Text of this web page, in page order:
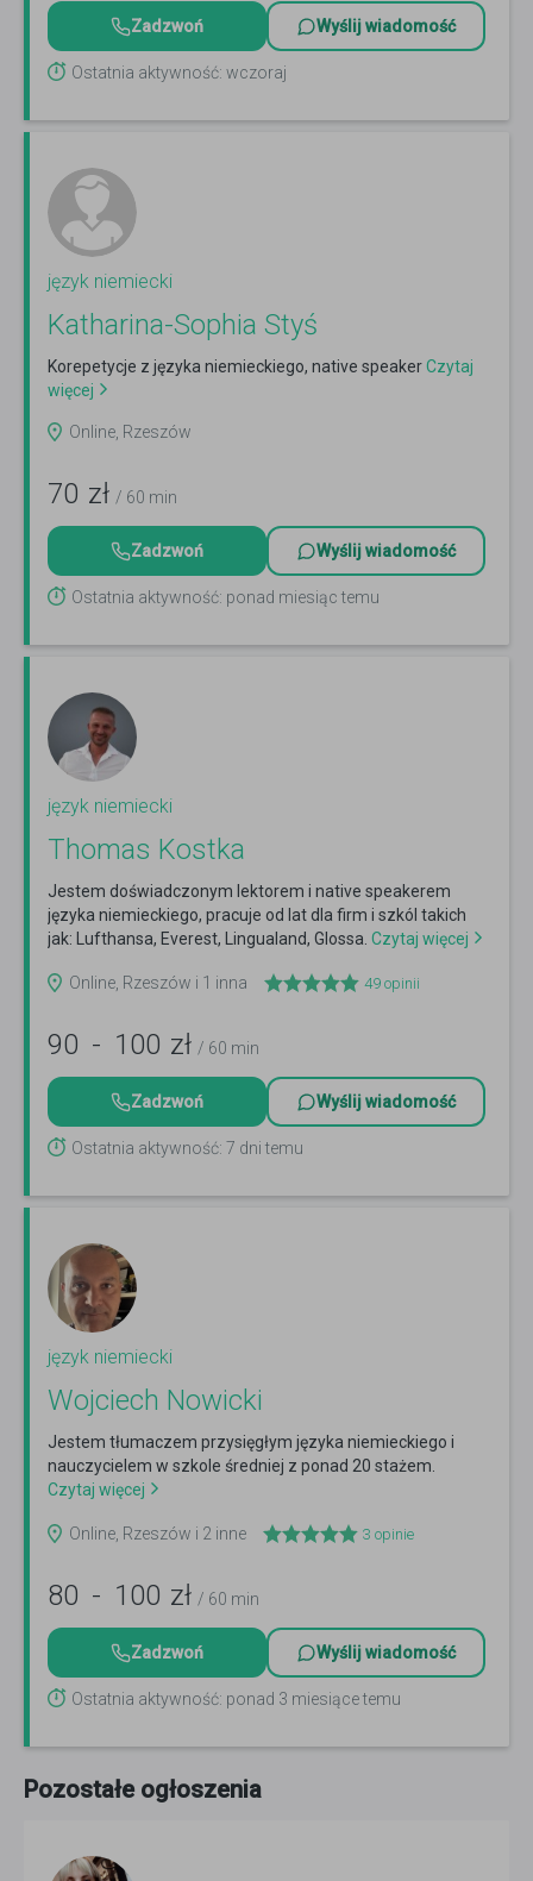
Zadzwoń Wyślij wiadomość
Ostatnia aktywność: wczoraj
język niemiecki
Katharina-Sophia Styś
Korepetycje z języka niemieckiego, native speakerCzytaj
więcej
Online, Rzeszów
70 zł / 60 min
Zadzwoń Wyślij wiadomość
Ostatnia aktywność: ponad miesiąc temu
język niemiecki
Thomas Kostka
Jestem doświadczonym lektorem i native speakerem
języka niemieckiego, pracuje od lat dla firm i szkól takich
jak: Lufthansa, Everest, Lingualand, Glossa. Czytaj więcej
Online, Rzeszów i 1 inna 49 opinii
90 - 100 zł / 60 min
Zadzwoń Wyślij wiadomość
Ostatnia aktywność: 7 dni temu
język niemiecki
Wojciech Nowicki
Jestem tłumaczem przysięgłym języka niemieckiego i
nauczycielem w szkole średniej z ponad 20 stażem.
Czytaj więcej
Online, Rzeszów i 2 inne 3 opinie
80 - 100 zł / 60 min
Zadzwoń Wyślij wiadomość
Ostatnia aktywność: ponad 3 miesiące temu
Pozostałe ogłoszenia